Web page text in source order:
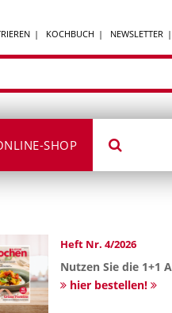
KOCHBUCH NEWSLETTER
SHOP
Heft Nr. 4/2026
Nutzen Sie die 1+1
hier bestellen!